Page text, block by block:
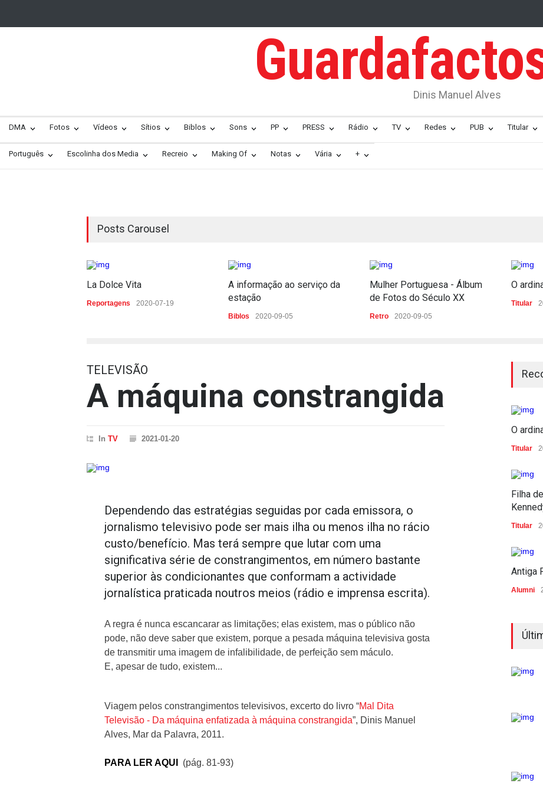
Dinis Manuel Alves
DMA Fotos Vídeos Sítios Biblos Sons PP PRESS Rádio TV Redes PUB Titular
Português Escolinha dos Media Recreio Making Of Notas Vária +
Posts Carousel
La Dolce Vita
Reportagens 2020-07-19
A informação ao serviço da
estação
Biblos 2020-09-05
Mulher Portuguesa - Álbum
de Fotos do Século XX
Retro 2020-09-05
O
Titular
TELEVISÃO
A máquina constrangida
In TV 2021-01-20
Dependendo das estratégias seguidas por cada emissora, o
jornalismo televisivo pode ser mais ilha ou menos ilha no rácio
custo/benefício. Mas terá sempre que lutar com uma
significativa série de constrangimentos, em número bastante
superior às condicionantes que conformam a actividade
jornalística praticada noutros meios (rádio e imprensa escrita).
A regra é nunca escancarar as limitações; elas existem, mas o público não
pode, não deve saber que existem, porque a pesada máquina televisiva gosta
de transmitir uma imagem de infalibilidade, de perfeição sem máculo.
E, apesar de tudo, existem...
Viagem pelos constrangimentos televisivos, excerto do livro “Mal Dita
Televisão - Da máquina enfatizada à máquina constrangida”, Dinis Manuel
Alves, Mar da Palavra, 2011.
PARA LER AQUI (pág. 81-93)
O
Titular
Filha
Titular
Antiga
Alumni